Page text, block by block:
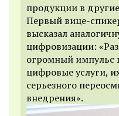
продукции в
Первый вице-
высказал
цифровизации:
огромный импульс
цифровые услуги,
серьезного
внедрения».